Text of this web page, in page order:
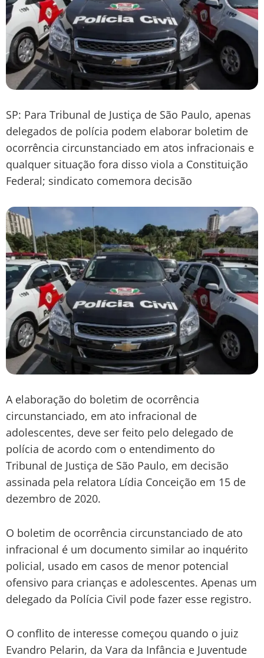
SP: Para Tribunal de Justiça de São Paulo, apenas
delegados de polícia podem elaborar boletim de
ocorrência circunstanciado em atos infracionais e
qualquer situação fora disso viola a Constituição
Federal; sindicato comemora decisão
A elaboração do boletim de ocorrência
circunstanciado, em ato infracional de
adolescentes, deve ser feito pelo delegado de
polícia de acordo com o entendimento do
Tribunal de Justiça de São Paulo, em decisão
assinada pela relatora Lídia Conceição em 15 de
dezembro de 2020.
O boletim de ocorrência circunstanciado de ato
infracional é um documento similar ao inquérito
policial, usado em casos de menor potencial
ofensivo para crianças e adolescentes. Apenas um
delegado da Polícia Civil pode fazer esse registro.
O conflito de interesse começou quando o juiz
Evandro Pelarin, da Vara da Infância e Juventude